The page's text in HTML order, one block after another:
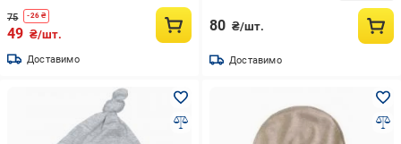
75 -26 ₴
49 ₴/шт.
Доставимо
80 ₴/шт.
Доставимо